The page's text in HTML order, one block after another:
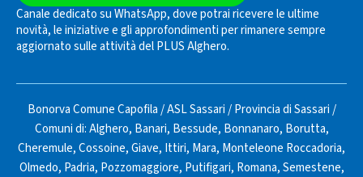
Canale dedicato su WhatsApp, dove potrai ricevere le ultime
novità, le iniziative e gli approfondimenti per rimanere sempre
aggiornato sulle attività del PLUS Alghero.
Bonorva Comune Capofila/ASL Sassari/Provincia di Sassari/
Comuni di:Alghero, Banari, Bessude, Bonnanaro, Borutta,
Cheremule,Cossoine,Giave, Ittiri, Mara, Monteleone Roccadoria,
Olmedo, Padria, Pozzomaggiore, Putifigari, Romana,Semestene,